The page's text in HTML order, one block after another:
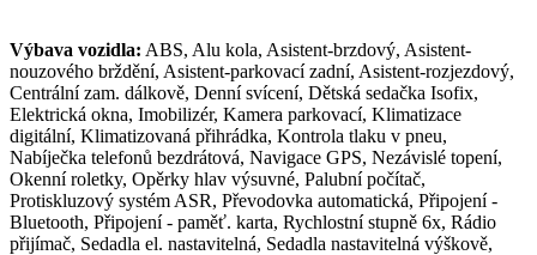
Výbava vozidla: ABS, Alu kola, Asistent-brzdový, Asistent-
nouzového brždění, Asistent-parkovací zadní, Asistent-rozjezdový,
Centrální zam. dálkově, Denní svícení, Dětská sedačka Isofix,
Elektrická okna, Imobilizér, Kamera parkovací, Klimatizace
digitální, Klimatizovaná přihrádka, Kontrola tlaku v pneu,
Nabíječka telefonů bezdrátová, Navigace GPS, Nezávislé topení,
Okenní roletky, Opěrky hlav výsuvné, Palubní počítač,
Protiskluzový systém ASR, Převodovka automatická, Připojení -
Bluetooth, Připojení - paměť. karta, Rychlostní stupně 6x, Rádio
přijímač, Sedadla el. nastavitelná, Sedadla nastavitelná výškově,